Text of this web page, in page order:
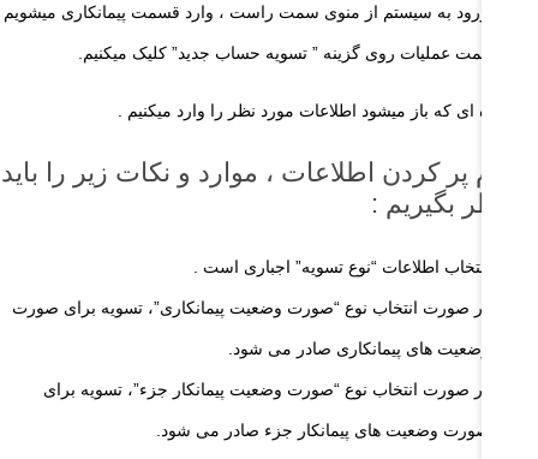
از ورود به سیستم از منوی سمت راست ، وارد قسمت پیمانکاری میشویم
در قسمت عملیات روی گزینه ” تسویه حساب جدید” کلیک میکنیم.
پنجره ای که باز میشود اطلاعات مورد نظر را وارد میکنیم .
پر کردن اطلاعات ، موارد و نکات زیر را باید
نظر بگیریم :
انتخاب اطلاعات “نوع تسویه” اجباری است .
در صورت انتخاب نوع “صورت وضعیت پیمانکاری”، تسویه برای صورت
وضعیت‌ های پیمانکاری صادر می شود.
در صورت انتخاب نوع “صورت وضعیت پیمانکار جزء”، تسویه برای
صورت وضعیت ‌های پیمانکار جزء صادر می شود.